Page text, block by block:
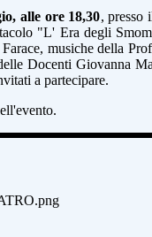
alle ore 18,30, presso
"L' Era degli
musiche della
Docenti Giovanna
a partecipare.